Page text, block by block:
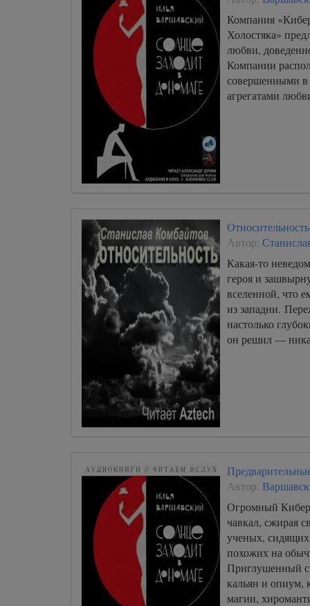
013
015
022
023
024
025
027
029
030
033
035
037
Компания
Холостяка»
любви,
Компании
совершенными
агрегатами
Относительность
Автор:
Какая-то
героя и
вселенной, что
из западни.
настолько
он решил —
Автор:
Огромный
чавкал, сжирая
ученых,
похожих на
Приглушенный
кальян и опиум,
магии,